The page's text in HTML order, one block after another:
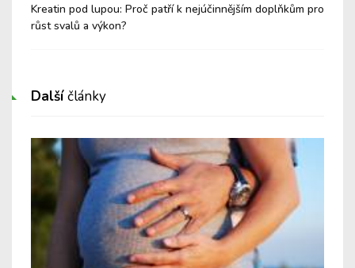
Kreatin pod lupou: Proč patří k nejúčinnějším doplňkům pro
růst svalů a výkon?
Dalšíčlánky